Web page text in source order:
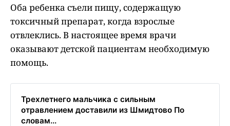
Оба ребенка съели пищу, содержащую
токсичный препарат, когда взрослые
отвлеклись. В настоящее время врачи
оказывают детской пациентам необходимую
помощь.
Трехлетнего мальчика с сильным
отравлением доставили из Шмидтово По
словам...